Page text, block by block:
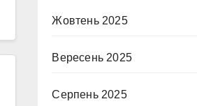
Жовтень 2025
Вересень 2025
Серпень 2025